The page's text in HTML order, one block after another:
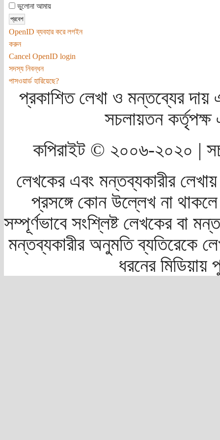
ভুলোনা আমায়
OpenID ব্যবহার করে লগইন
করুন
Cancel OpenID login
সদস্য নিবন্ধন
পাসওয়ার্ড হারিয়েছে?
প্রকাশিত লেখা ও মন্তব্যের দায়
সচলায়তন
কপিরাইট © ২০০৬-২০২০ |
লেখকের এবং মন্তব্যকারীর
প্রসঙ্গে কোন উল্লেখ না
সম্পূর্ণভাবে সংশ্লিষ্ট লেখকের বা
মন্তব্যকারীর অনুমতি ব্যতিরেকে
ধরনের মিডিয়ায়